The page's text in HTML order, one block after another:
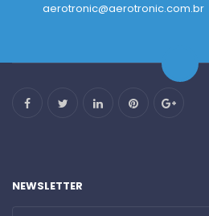
aerotronic@aerotronic.com.br
NEWSLETTER